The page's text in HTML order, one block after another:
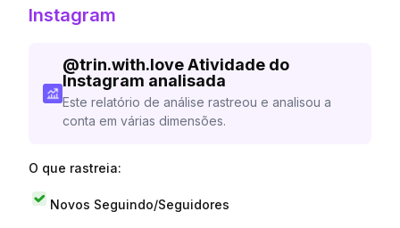
Instagram
@trin.with.love Atividade do
Instagram analisada
Este relatório de análise rastreou e analisou a
conta em várias dimensões.
O que rastreia:
Novos Seguindo/Seguidores